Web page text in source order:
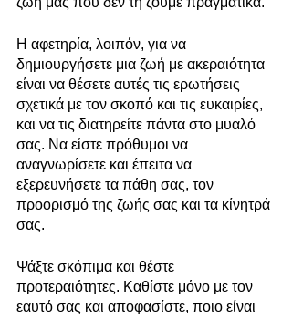
Η αφετηρία, λοιπόν, για να
δημιουργήσετε μια ζωή με ακεραιότητα
είναι να θέσετε αυτές τις ερωτήσεις
σχετικά με τον σκοπό και τις ευκαιρίες,
και να τις διατηρείτε πάντα στο μυαλό
σας. Να είστε πρόθυμοι να
αναγνωρίσετε και έπειτα να
εξερευνήσετε τα πάθη σας, τον
προορισμό της ζωής σας και τα κίνητρά
σας.
Ψάξτε σκόπιμα και θέστε
προτεραιότητες. Καθίστε μόνο με τον
εαυτό σας και αποφασίστε, ποιο είναι